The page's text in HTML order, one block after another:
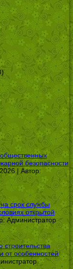
безопасности
| Автор:
срок службы
открытой
Администратор
строительства
от особенностей